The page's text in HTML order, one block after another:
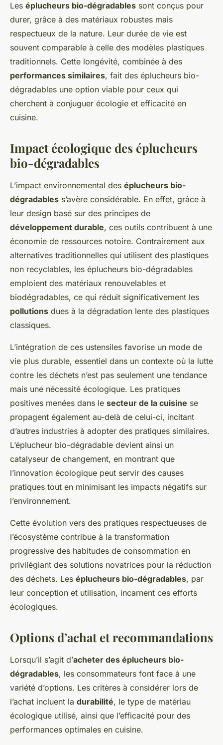
Les éplucheurs bio-dégradables sont conçus pour
durer, grâce à des matériaux robustes mais
respectueux de la nature. Leur durée de vie est
souvent comparable à celle des modèles plastiques
traditionnels. Cette longévité, combinée à des
performances similaires, fait des éplucheurs bio-
dégradables une option viable pour ceux qui
cherchent à conjuguer écologie et efficacité en
cuisine.
Impact écologique des éplucheurs
bio-dégradables
L’impact environnemental des éplucheurs bio-
dégradables s’avère considérable. En effet, grâce à
leur design basé sur des principes de
développement durable, ces outils contribuent à une
économie de ressources notoire. Contrairement aux
alternatives traditionnelles qui utilisent des plastiques
non recyclables, les éplucheurs bio-dégradables
emploient des matériaux renouvelables et
biodégradables, ce qui réduit significativement les
pollutions dues à la dégradation lente des plastiques
classiques.
L’intégration de ces ustensiles favorise un mode de
vie plus durable, essentiel dans un contexte où la lutte
contre les déchets n’est pas seulement une tendance
mais une nécessité écologique. Les pratiques
positives menées dans le secteur de la cuisine se
propagent également au-delà de celui-ci, incitant
d’autres industries à adopter des pratiques similaires.
L’éplucheur bio-dégradable devient ainsi un
catalyseur de changement, en montrant que
l’innovation écologique peut servir des causes
pratiques tout en minimisant les impacts négatifs sur
l’environnement.
Cette évolution vers des pratiques respectueuses de
l’écosystème contribue à la transformation
progressive des habitudes de consommation en
privilégiant des solutions novatrices pour la réduction
des déchets. Les éplucheurs bio-dégradables, par
leur conception et utilisation, incarnent ces efforts
écologiques.
Options d’achat et recommandations
Lorsqu’il s’agit d’acheter des éplucheurs bio-
dégradables, les consommateurs font face à une
variété d’options. Les critères à considérer lors de
l’achat incluent la durabilité, le type de matériau
écologique utilisé, ainsi que l’efficacité pour des
performances optimales en cuisine.